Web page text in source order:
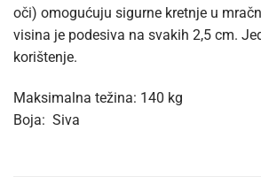
oči) omogućuju sigurne kretnje u
visina je podesiva na svakih 2,5 cm.
korištenje.
Maksimalna težina: 140 kg
Boja: Siva